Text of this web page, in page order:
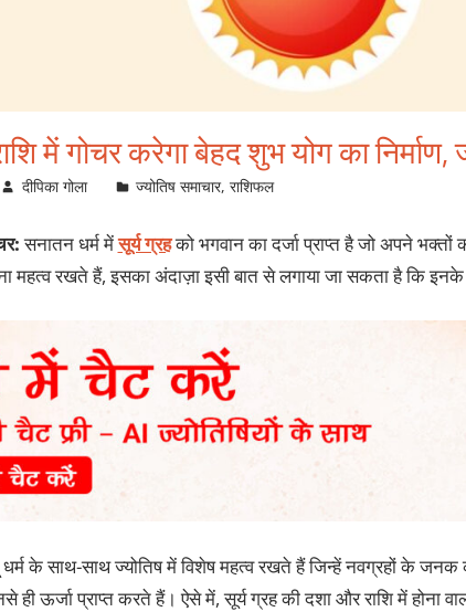
में गोचर करेगा बेहद शुभ योग का
दीपिका गोला ज्योतिष समाचार,राशिफल
सनातन धर्म मेंसूर्य ग्रहको भगवान का दर्जा प्राप्त है जो अपने भक्तों
महत्व रखते हैं, इसका अंदाज़ा इसी बात से लगाया जा सकता है कि
धर्म के साथ-साथ ज्योतिष में विशेष महत्व रखते हैं जिन्हें नवग्रहों के जनक
ऊर्जा प्राप्त करते हैं। ऐसे में, सूर्य ग्रह की दशा और राशि में होना